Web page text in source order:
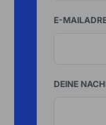
E-
DEINE